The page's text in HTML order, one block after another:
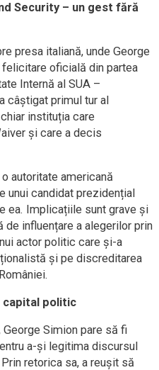
Security – un gest fără
presa italiană, unde George
oficială din partea
Internă al SUA –
câștigat primul tur al
instituția care
și care a decis
autoritate americană
unui candidat prezidențial
ea. Implicațiile sunt grave și
influențare a alegerilor prin
actor politic care și-a
și pe discreditarea
capital politic
Simion pare să fi
a-și legitima discursul
retorica sa, a reușit să